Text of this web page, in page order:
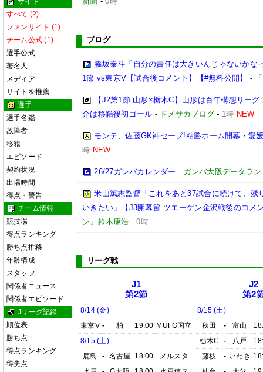
すべて (2)
ファンサイト (1)
チーム公式 (1)
選手公式
著名人
メディア
サイトを推薦
選手
選手名鑑
故障者
移籍
エピソード
契約状況
出場時間
得点・警告
チーム情報
競技場
得点ランキング
勝ち点推移
年齢構成
スタッフ
関係者ニュース
関係者エピソード
Jリーグ記録
順位表
勝ち点
得点ランキング
得失点
ブログ
脇坂泰斗「自分の責任は大きいんじゃないか
1節 vs東京V【試合後コメント】【#無料公開】
-
【J2第1節 山形×栃木C】山形は百年構想リー
介は移籍後初ゴール - ドメサカブログ - 1時 NEW
モンテ、佐藤GK神セーブ!粘勝ホーム開幕・愛
時 NEW
26/27ガンバカレンダー - ガンバ大阪データラ
米山篤志監督「これをあと37試合に続けて、
いきたい」【J3開幕節 ツエーゲン金沢戦後のコメ
ン」鈴木康浩 -0時
リーグ戦
J1
第2節
8/14 (金)
東京V - 柏 19:00 MUFG国立
8/15 (土)
鹿島
- 名古屋 18:00
メルスタ
J2
第2
8/15 (土)
秋田
- 富山
栃木C
- 八戸
藤枝
- いわき